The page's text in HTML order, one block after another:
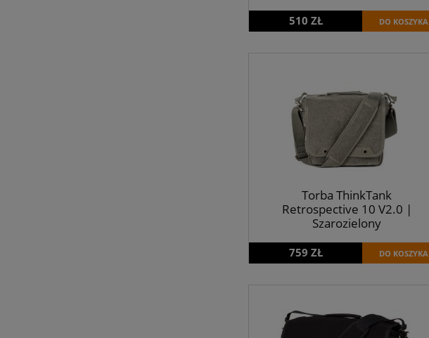
510 ZŁ DO KOSZYKA
Torba ThinkTank
Retrospective 10 V2.0 |
Szarozielony
759 ZŁ DO KOSZYKA